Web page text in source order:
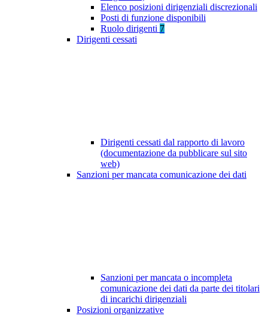
Elenco posizioni dirigenziali discrezionali
Posti di funzione disponibili
Ruolo dirigenti 7
Dirigenti cessati
Dirigenti cessati dal rapporto di lavoro
(documentazione da pubblicare sul sito
web)
Sanzioni per mancata comunicazione dei dati
Sanzioni per mancata o incompleta
comunicazione dei dati da parte dei titolari
di incarichi dirigenziali
Posizioni organizzative